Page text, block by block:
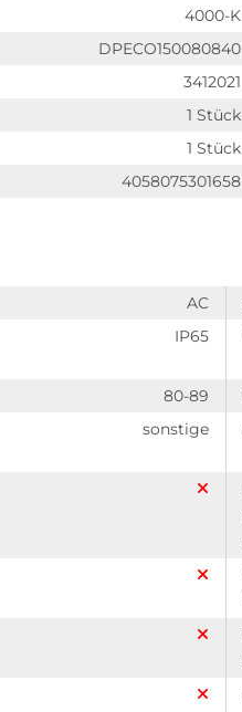
4000-K
DPECO150080840
3412021
1 Stück
1 Stück
4058075301658
AC
IP65
80-89
sonstige